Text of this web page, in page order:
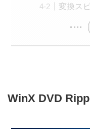
変換ス
WinX DVD